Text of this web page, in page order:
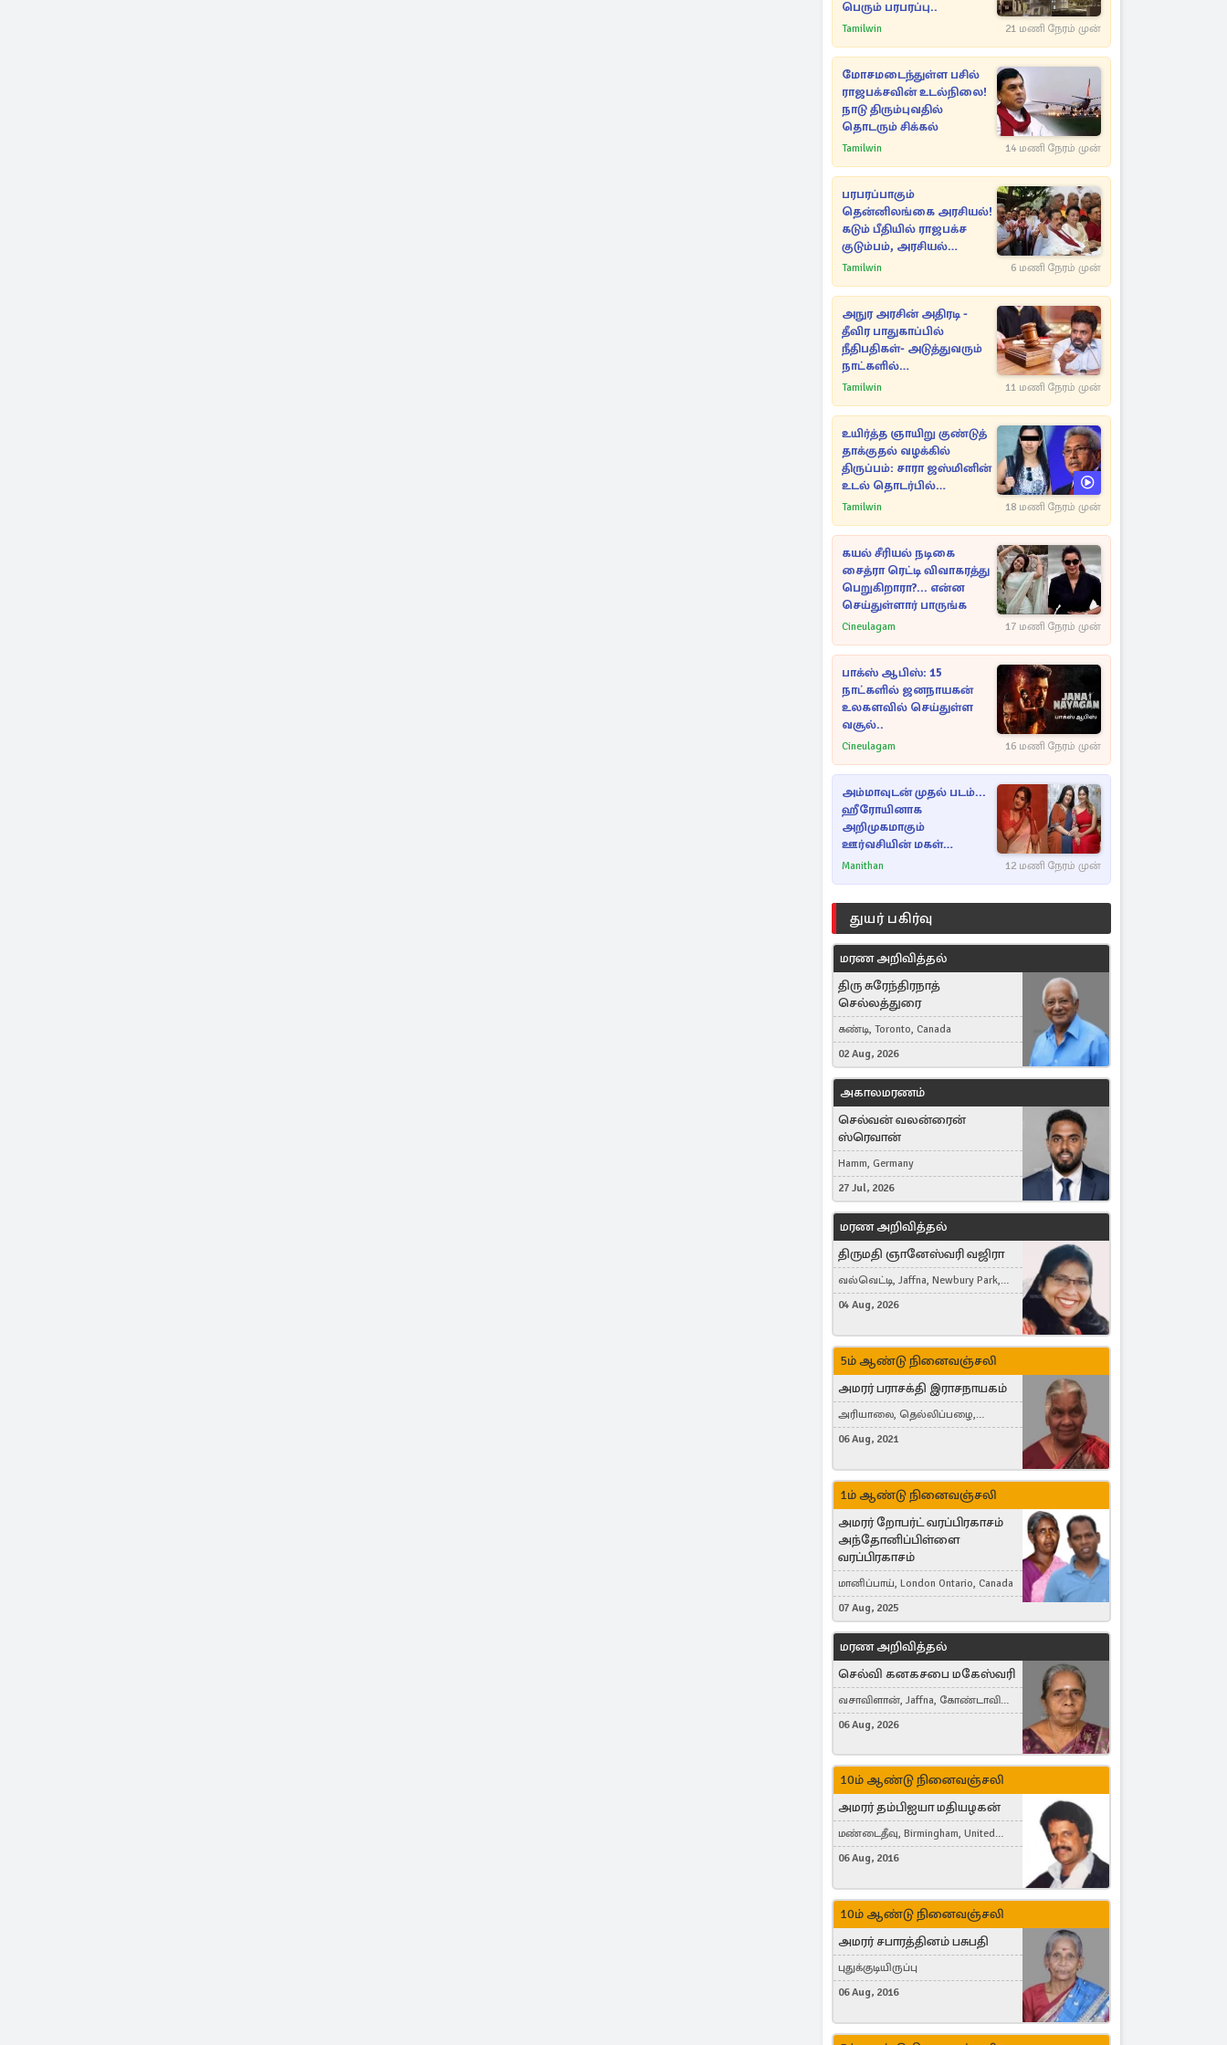
பெரும் பரபரப்பு..
Tamilwin 21 மணி நேரம் முன்
மோசமடைந்துள்ள பசில்
ராஜபக்சவின் உடல்நிலை!
நாடு திரும்புவதில்
தொடரும் சிக்கல்
Tamilwin 14 மணி நேரம் முன்
பரபரப்பாகும்
தென்னிலங்கை அரசியல்!
கடும் பீதியில் ராஜபக்ச
குடும்பம், அரசியல்
நட்புகள்
Tamilwin 6 மணி நேரம் முன்
அநுர அரசின் அதிரடி -
தீவிர பாதுகாப்பில்
நீதிபதிகள்- அடுத்துவரும்
நாட்களில்
அம்பலமாகவுள்ள ரகசியம்
Tamilwin 11 மணி நேரம் முன்
உயிர்த்த ஞாயிறு குண்டுத்
தாக்குதல் வழக்கில்
திருப்பம்: சாரா ஜஸ்மினின்
உடல் தொடர்பில்
நீதிமன்றத்தில் வெளியான
Tamilwin 18 மணி நேரம் முன்
கயல் சீரியல் நடிகை
சைத்ரா ரெட்டி விவாகரத்து
பெறுகிறாரா?... என்ன
செய்துள்ளார் பாருங்க
Cineulagam 17 மணி நேரம் முன்
பாக்ஸ் ஆபிஸ்: 15
நாட்களில் ஜனநாயகன்
உலகளவில் செய்துள்ள
வசூல்..
Cineulagam 16 மணி நேரம் முன்
அம்மாவுடன் முதல் படம்...
ஹீரோயினாக
அறிமுகமாகும்
ஊர்வசியின் மகள்
தேஜலட்சுமி!
Manithan 12 மணி நேரம் முன்
துயர் பகிர்வு
மரண அறிவித்தல்
திரு சுரேந்திரநாத்
செல்லத்துரை
கண்டி, Toronto, Canada
02 Aug, 2026
அகாலமரணம்
செல்வன் வலன்ரைன்
ஸ்ரெவான்
Hamm, Germany
27 Jul, 2026
மரண அறிவித்தல்
திருமதி ஞானேஸ்வரி வஜிரா
வல்வெட்டி, Jaffna, Newbury Park,
United Kingdom
04 Aug, 2026
5ம் ஆண்டு நினைவஞ்சலி
அமரர் பராசக்தி இராசநாயகம்
அரியாலை, தெல்லிப்பழை,
Montreal, Canada
06 Aug, 2021
1ம் ஆண்டு நினைவஞ்சலி
அமரர் றோபர்ட் வரப்பிரகாசம்
அந்தோனிப்பிள்ளை
வரப்பிரகாசம்
மானிப்பாய், London Ontario, Canada
07 Aug, 2025
மரண அறிவித்தல்
செல்வி கனகசபை மகேஸ்வரி
வசாவிளான், Jaffna, கோண்டாவில்
கிழக்கு
06 Aug, 2026
10ம் ஆண்டு நினைவஞ்சலி
அமரர் தம்பிஐயா மதியழகன்
மண்டைதீவு, Birmingham, United
Kingdom
06 Aug, 2016
10ம் ஆண்டு நினைவஞ்சலி
அமரர் சபாரத்தினம் பசுபதி
புதுக்குடியிருப்பு
06 Aug, 2016